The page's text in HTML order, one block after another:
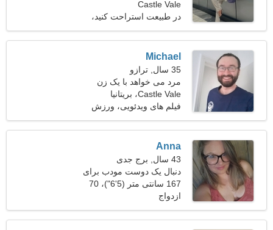
Castle Vale
در طبیعت استراحت کنید،
باغبانی
Michael
35 سال, ترازو
مرد می خواهد با یک زن
ملاقات کند
Castle Vale، بریتانیا
فیلم های ویدئویی، ورزش
اسکیت بورد
Anna
43 سال, برج جدی
دنبال یک دوست مودب برای
اسکی هستم
167 سانتی متر (5'6")، 70
کیلوگرم (154 پوند)
ازدواج